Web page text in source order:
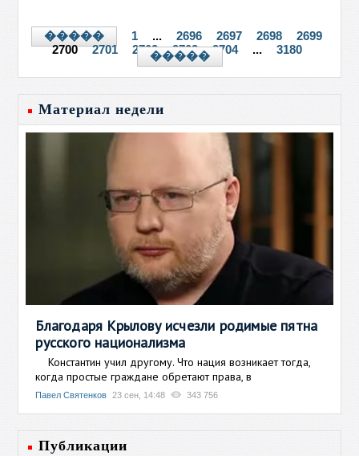
����� 1 ... 2696 2697 2698
2699
2700
2701 2702 2703 2704 ... 3180
�����
Материал недели
Благодаря Крылову исчезли родимые пятна
русского национализма
Константин учил другому. Что нация возникает тогда,
когда простые граждане обретают права, в
Павел Святенков 23 сен, 14:48 343 756
Публикации